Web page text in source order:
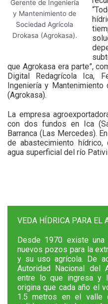
Gerente de Ingeniería
y Mantenimiento de
Sociedad Agrícola
Drokasa (Agrokasa).
que Agrokasa era parte”,
Digital Redagrícola Ica,
Ingeniería y
(Agrokasa).
La empresa
con dos fundos en Ica
Barranca (Las Mercedes).
de abastecimiento
agua superficial del río
VEDA HÍDRICA PARA EL
Desde 1970 existe
nuevos pozos para la
y su uso agrícola. De
Autoridad Nacional del
entre lo que ingresa y
origina que cada año el
1.5 metros en el valle